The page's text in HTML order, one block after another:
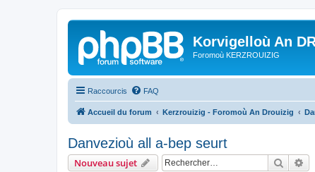
Korvigelloù An
Foromoù KERZROUIZIG
Raccourcis FAQ
Accueil du forum Kerzrouizig - Foromoù An Drouizig
Danvezioù all a-bep seurt
Nouveau sujet